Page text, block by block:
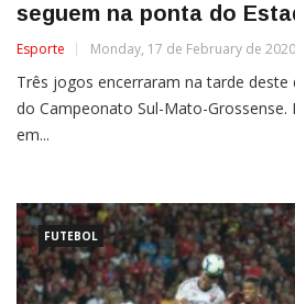
seguem na ponta do
Esporte Monday, 17 de February de
Três jogos encerraram na tarde deste
do Campeonato Sul-Mato-
em...
FUTEBOL